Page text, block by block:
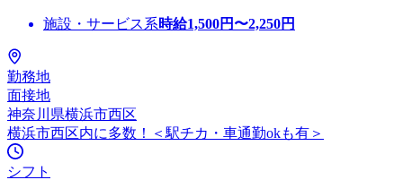
施設・サービス系時給1,500円〜2,250円
勤務地
面接地
神奈川県横浜市西区
横浜市西区内に多数！＜駅チカ・車通勤okも有＞
シフト